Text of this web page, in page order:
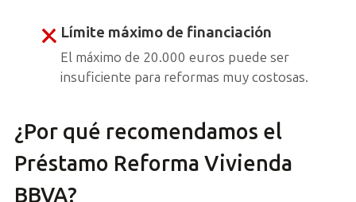
Límite máximo de financiación
El máximo de 20.000 euros puede ser
insuficiente para reformas muy costosas.
¿Por qué recomendamos el
Préstamo Reforma Vivienda
BBVA?